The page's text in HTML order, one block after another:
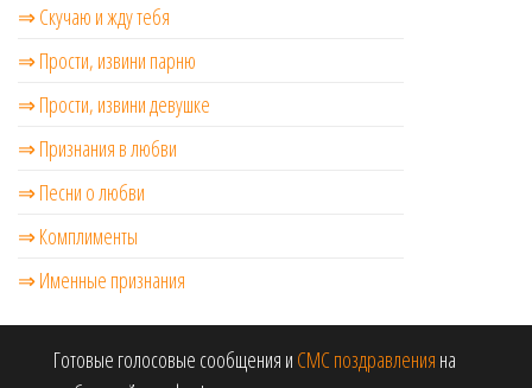
⇒ Скучаю и жду тебя
⇒ Прости, извини парню
⇒ Прости, извини девушке
⇒ Признания в любви
⇒ Песни о любви
⇒ Комплименты
⇒ Именные признания
Готовые голосовые сообщения и СМС поздравления на